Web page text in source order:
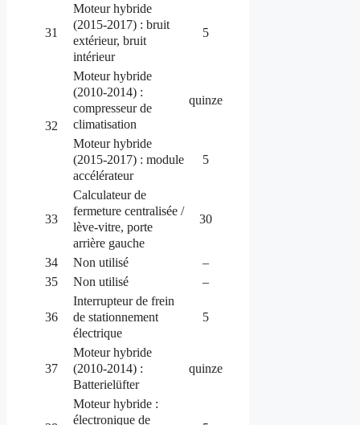
31
Moteur hybride
(2015-2017) : bruit
extérieur, bruit
intérieur
5
32
Moteur hybride
(2010-2014) :
compresseur de
climatisation
quinze
Moteur hybride
(2015-2017) : module
accélérateur
5
33
Calculateur de
fermeture centralisée /
lève-vitre, porte
arrière gauche
30
34 Non utilisé
–
35
Non utilisé –
36
Interrupteur de frein
de stationnement
électrique
5
37
Moteur hybride
(2010-2014) :
Batterielüfter
quinze
Moteur hybride :
électronique de